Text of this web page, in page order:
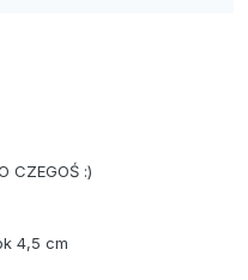
CZEGOŚ :)
4,5 cm